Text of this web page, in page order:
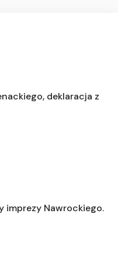
deklaracja z
imprezy Nawrockiego.